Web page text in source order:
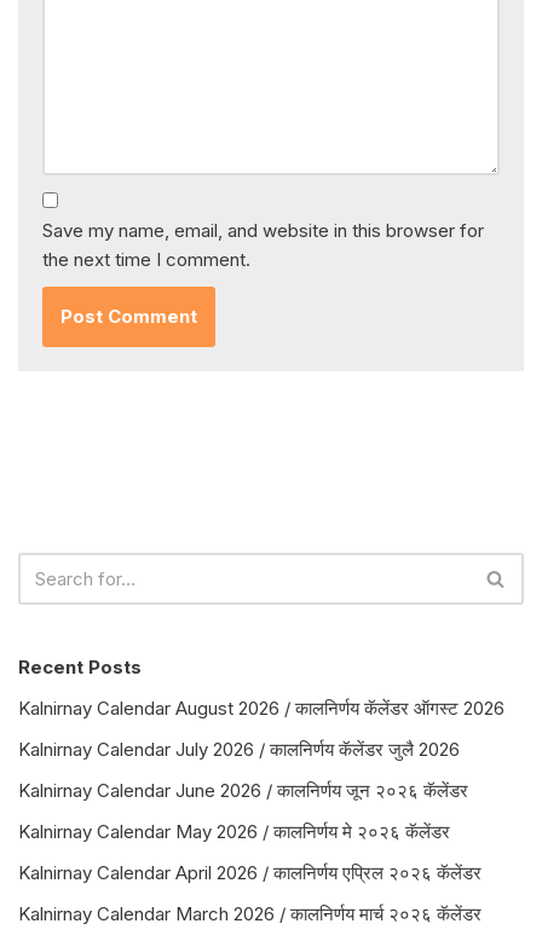
Save my name, email, and website in this browser for
the next time I comment.
Recent Posts
Kalnirnay Calendar August 2026 / कालनिर्णय कॅलेंडर ऑगस्ट 2026
Kalnirnay Calendar July 2026 / कालनिर्णय कॅलेंडर जुलै 2026
Kalnirnay Calendar June 2026 / कालनिर्णय जून २०२६ कॅलेंडर
Kalnirnay Calendar May 2026 / कालनिर्णय मे २०२६ कॅलेंडर
Kalnirnay Calendar April 2026 / कालनिर्णय एप्रिल २०२६ कॅलेंडर
Kalnirnay Calendar March 2026 / कालनिर्णय मार्च २०२६ कॅलेंडर